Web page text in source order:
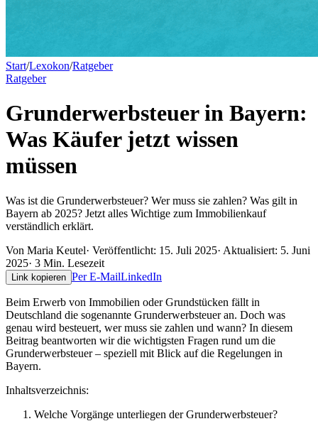
Start/Lexokon/Ratgeber
Ratgeber
Grunderwerbsteuer in Bayern:
Was Käufer jetzt wissen
müssen
Was ist die Grunderwerbsteuer? Wer muss sie zahlen? Was gilt in
Bayern ab 2025? Jetzt alles Wichtige zum Immobilienkauf
verständlich erklärt.
Von Maria Keutel· Veröffentlicht: 15. Juli 2025· Aktualisiert: 5. Juni
2025· 3 Min. Lesezeit
Link kopieren Per E-MailLinkedIn
Beim Erwerb von Immobilien oder Grundstücken fällt in
Deutschland die sogenannte Grunderwerbsteuer an. Doch was
genau wird besteuert, wer muss sie zahlen und wann? In diesem
Beitrag beantworten wir die wichtigsten Fragen rund um die
Grunderwerbsteuer – speziell mit Blick auf die Regelungen in
Bayern.
Inhaltsverzeichnis:
Welche Vorgänge unterliegen der Grunderwerbsteuer?